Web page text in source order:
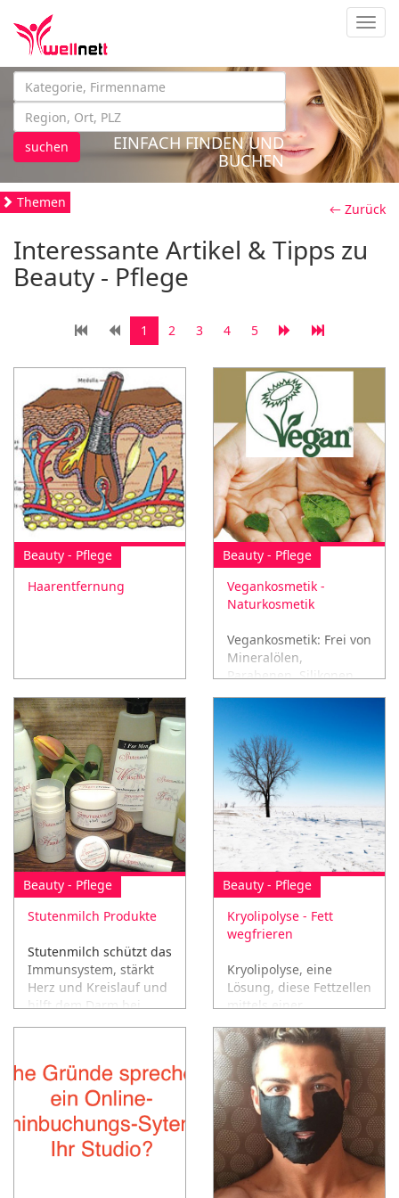
suchen
EINFACH FINDEN UND
BUCHEN
Themen ← Zurück
Interessante Artikel & Tipps zu
Beauty - Pflege
1 2 3 4 5
Beauty - Pflege
Haarentfernung
Beauty - Pflege
Vegankosmetik -
Naturkosmetik
Vegankosmetik: Frei von
Mineralölen,
Parabenen, Silikonen
und Paraffinen!
Beauty - Pflege
Stutenmilch Produkte
Stutenmilch schützt das
Immunsystem, stärkt
Herz und Kreislauf und
hilft dem Darm bei
seiner Arbeit!
Beauty - Pflege
Kryolipolyse - Fett
wegfrieren
Kryolipolyse, eine
Lösung, diese Fettzellen
mittels einer
Kältetechnik einfach
wegfrieren!